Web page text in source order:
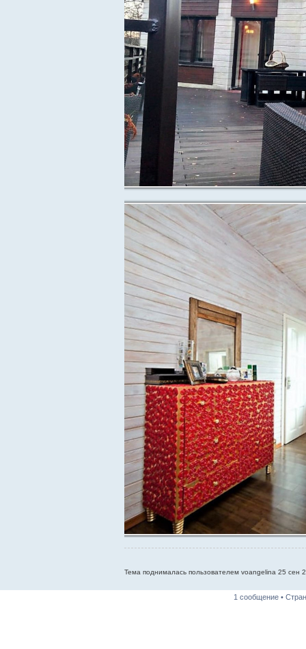
Тема поднималась пользователем voangelina 25 сен
1 сообщение •